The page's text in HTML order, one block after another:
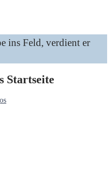
ins Feld, verdient er
Startseite